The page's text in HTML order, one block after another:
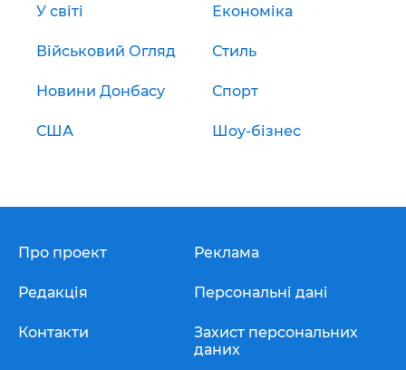
У світі Економіка
Військовий Огляд Стиль
Новини Донбасу Спорт
США Шоу-бізнес
Про проект
Редакція
Контакти
Реклама
Персональні дані
Захист персональних
даних